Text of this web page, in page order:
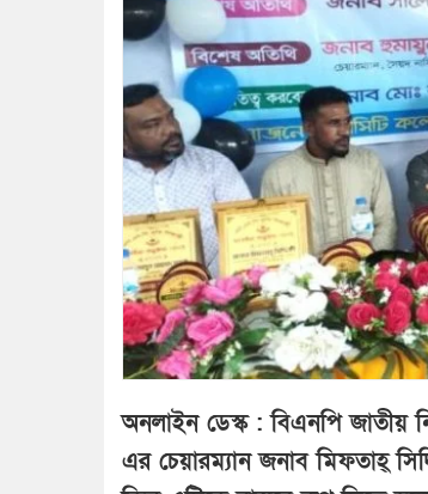
অনলাইন ডেস্ক : বিএনপি জাতীয়
এর চেয়ারম্যান জনাব মিফতাহ্